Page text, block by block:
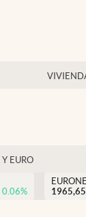
Y EURO
0.06%
1965,65